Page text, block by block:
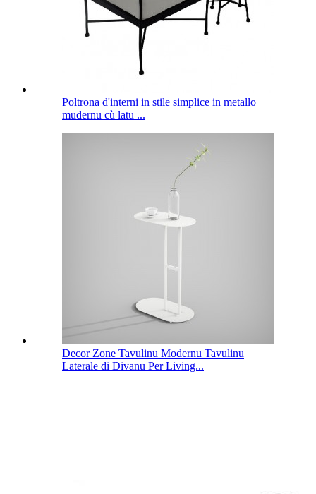
Poltrona d'interni in stile simplice in metallo
mudernu cù latu ...
Decor Zone Tavulinu Modernu Tavulinu
Laterale di Divanu Per Living...